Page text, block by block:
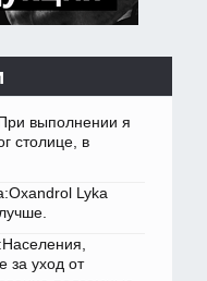
выполнении я
столице, в
Lyka
за уход от